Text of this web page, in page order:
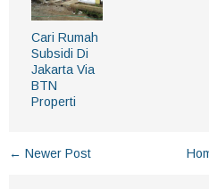
Cari Rumah
Subsidi Di
Jakarta Via
BTN
Properti
← Newer Post